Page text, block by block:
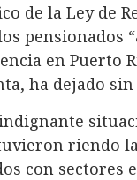
de la Ley de
pensionados
en Puerto
ha dejado sin
indignante
riendo
con sectores